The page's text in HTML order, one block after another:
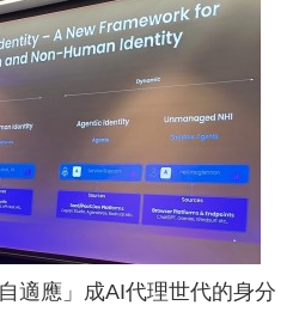
適應」成AI代理世代的身分